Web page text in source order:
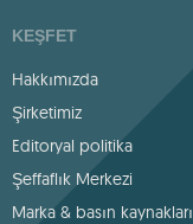
KEŞFET
Hakkımızda
Şirketimiz
Editoryal politika
Şeffaflık Merkezi
Marka & basın kaynakları